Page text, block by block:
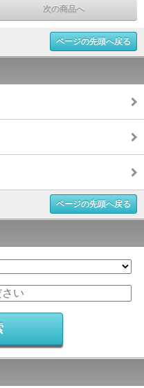
次の商品へ
ページの先頭へ戻る
ページの先頭へ戻る